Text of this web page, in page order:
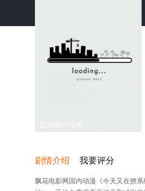
剧情介绍 我要评分
飘花电影网国内动漫《今天又在撩